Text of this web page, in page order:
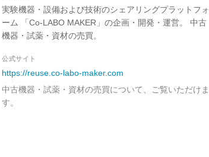
実験機器・設備および技術のシェアリングプラットフォ
ーム 「Co-LABO MAKER」の企画・開発・運営。 中古
機器・試薬・資材の売買。
公式サイト
https://reuse.co-labo-maker.com
中古機器・試薬・資材の売買について、ご覧いただけま
す。